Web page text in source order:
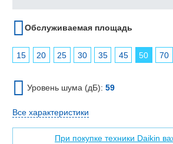
Обслуживаемая площадь
15 20 25 30 35 45 50 70
Уровень шума (дБ): 59
Все характеристики
При покупке техники Daikin